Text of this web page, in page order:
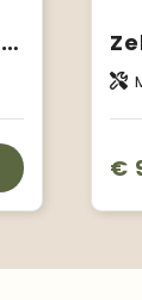
Zelus dames fleece jas
€